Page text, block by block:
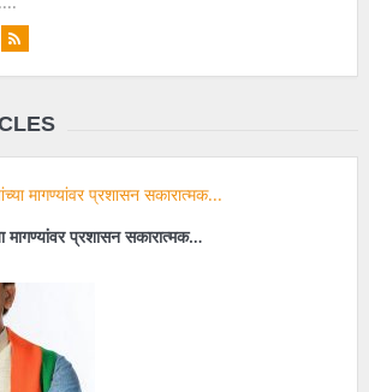
मागण्यांवर प्रशासन सकारात्मक…